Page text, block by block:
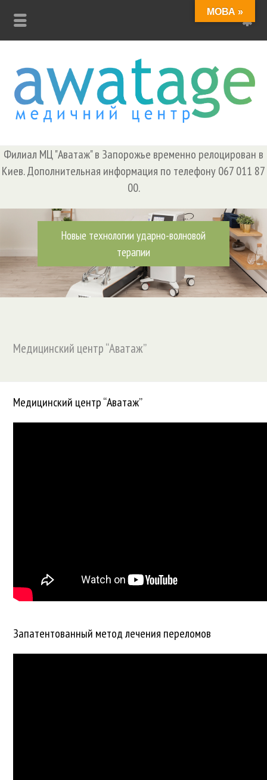
Филиал МЦ "Аватаж" в Запорожье временно релоцирован в
Киев. Дополнительная информация по телефону 067 011 87
00.
Заболевания позвоночника
Медицинский центр “Аватаж”
Медицинский центр “Аватаж”
Запатентованный метод лечения переломов
МОВА »